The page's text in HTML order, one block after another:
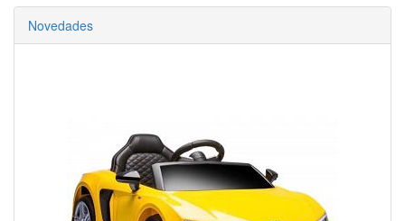
Novedades